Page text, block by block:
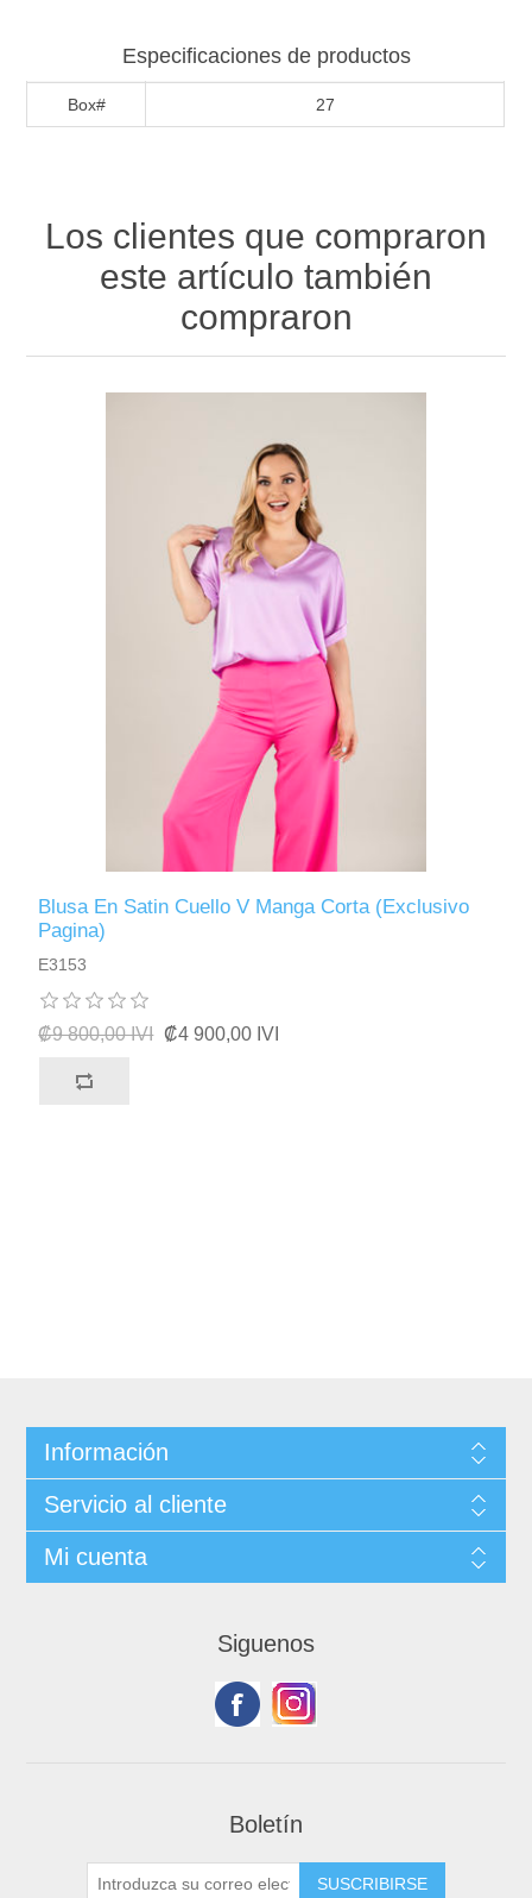
Especificaciones de productos
Box# 27
Los clientes que compraron
este artículo también
compraron
Blusa En Satin Cuello V Manga Corta (Exclusivo
Pagina)
E3153
₡9 800,00 IVI ₡4 900,00 IVI
Información
Servicio al cliente
Mi cuenta
Siguenos
Boletín